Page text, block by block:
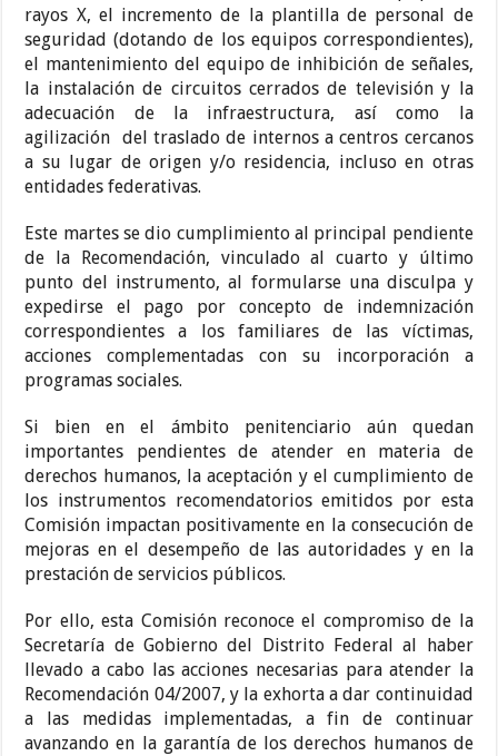
rayos X, el incremento de la plantilla de personal de
seguridad (dotando de los equipos correspondientes),
el mantenimiento del equipo de inhibición de señales,
la instalación de circuitos cerrados de televisión y la
adecuación de la infraestructura, así como la
agilización del traslado de internos a centros cercanos
a su lugar de origen y/o residencia, incluso en otras
entidades federativas.
Este martes se dio cumplimiento al principal pendiente
de la Recomendación, vinculado al cuarto y último
punto del instrumento, al formularse una disculpa y
expedirse el pago por concepto de indemnización
correspondientes a los familiares de las víctimas,
acciones complementadas con su incorporación a
programas sociales.
Si bien en el ámbito penitenciario aún quedan
importantes pendientes de atender en materia de
derechos humanos, la aceptación y el cumplimiento de
los instrumentos recomendatorios emitidos por esta
Comisión impactan positivamente en la consecución de
mejoras en el desempeño de las autoridades y en la
prestación de servicios públicos.
Por ello, esta Comisión reconoce el compromiso de la
Secretaría de Gobierno del Distrito Federal al haber
llevado a cabo las acciones necesarias para atender la
Recomendación 04/2007, y la exhorta a dar continuidad
a las medidas implementadas, a fin de continuar
avanzando en la garantía de los derechos humanos de